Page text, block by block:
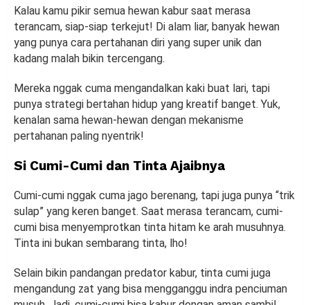
Kalau kamu pikir semua hewan kabur saat merasa
terancam, siap-siap terkejut! Di alam liar, banyak hewan
yang punya cara pertahanan diri yang super unik dan
kadang malah bikin tercengang.
Mereka nggak cuma mengandalkan kaki buat lari, tapi
punya strategi bertahan hidup yang kreatif banget. Yuk,
kenalan sama hewan-hewan dengan mekanisme
pertahanan paling nyentrik!
Si Cumi-Cumi dan Tinta Ajaibnya
Cumi-cumi nggak cuma jago berenang, tapi juga punya “trik
sulap” yang keren banget. Saat merasa terancam, cumi-
cumi bisa menyemprotkan tinta hitam ke arah musuhnya.
Tinta ini bukan sembarang tinta, lho!
Selain bikin pandangan predator kabur, tinta cumi juga
mengandung zat yang bisa mengganggu indra penciuman